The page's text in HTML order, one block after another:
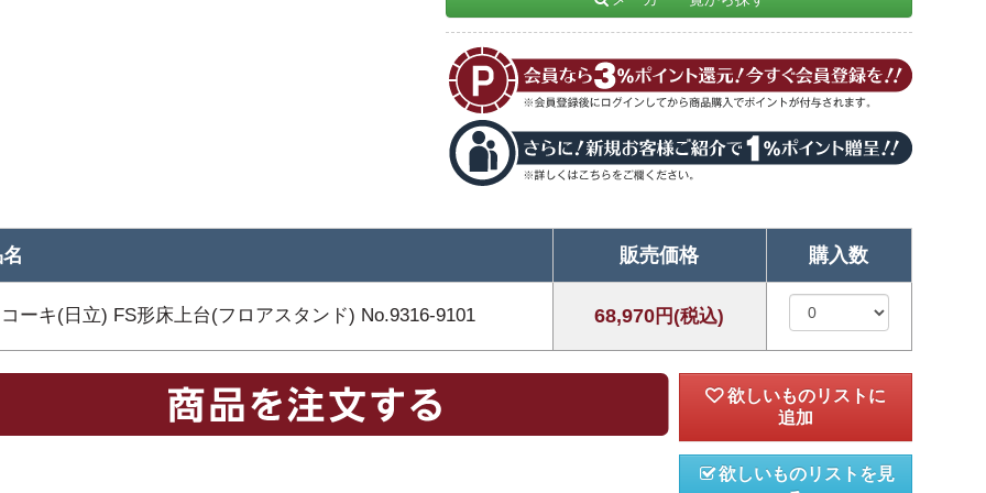
販売価格 購入数
ーキ(日立) FS形床上台(フロアスタンド) No.9316-9101 68,970円(税込)
欲しいものリストを見